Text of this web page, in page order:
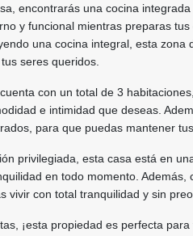
encontrarás una cocina
y funcional mientras preparas
una cocina integral, esta
seres queridos.
con un total de 3
e intimidad que deseas.
para que puedas mantener
privilegiada, esta casa está en
en todo momento. Además,
vivir con total tranquilidad y sin
¡esta propiedad es perfecta